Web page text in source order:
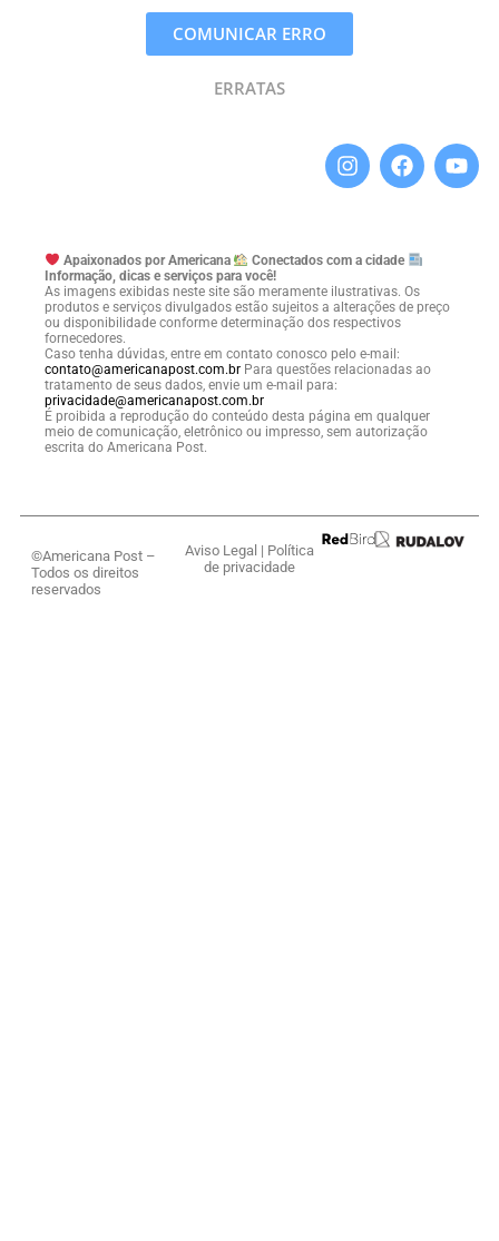
COMUNICAR ERRO
ERRATAS
Apaixonados por Americana
Conectados com a cidade
Informação, dicas e serviços para você!
As imagens exibidas neste site são meramente ilustrativas. Os
produtos e serviços divulgados estão sujeitos a alterações de preço
ou disponibilidade conforme determinação dos respectivos
fornecedores.
Caso tenha dúvidas, entre em contato conosco pelo e-mail:
contato@americanapost.com.br Para questões relacionadas ao
tratamento de seus dados, envie um e-mail para:
privacidade@americanapost.com.br
É proibida a reprodução do conteúdo desta página em qualquer
meio de comunicação, eletrônico ou impresso, sem autorização
escrita do Americana Post.
©Americana Post –
Todos os direitos
reservados
Aviso Legal | Política
de privacidade